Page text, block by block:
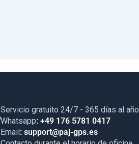
Servicio gratuito 24/7 - 365 días al año
Whatsapp: +49 176 5781 0417
Email: support@paj-gps.es